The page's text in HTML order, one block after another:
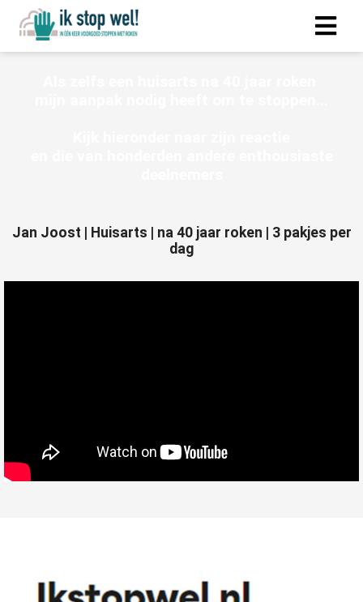
Jan Joost | Huisarts | na 40 jaar roken | 3 pakjes per
dag